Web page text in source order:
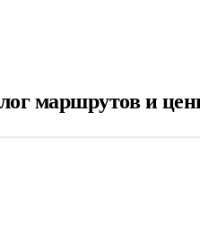
маршрутов и